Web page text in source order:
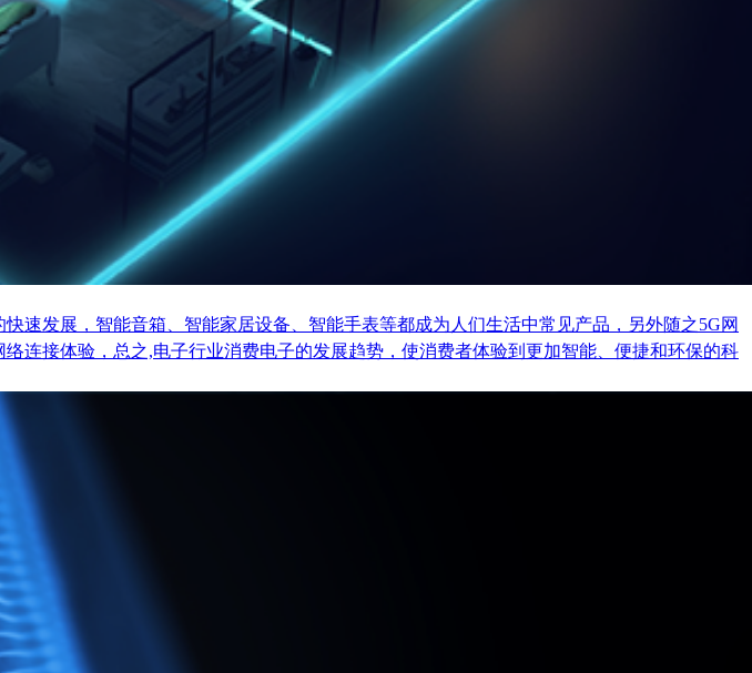
速发展，智能音箱、智能家居设备、智能手表等都成为人们生活中常见产品，另外随之5G网
连接体验，总之,电子行业消费电子的发展趋势，使消费者体验到更加智能、便捷和环保的科